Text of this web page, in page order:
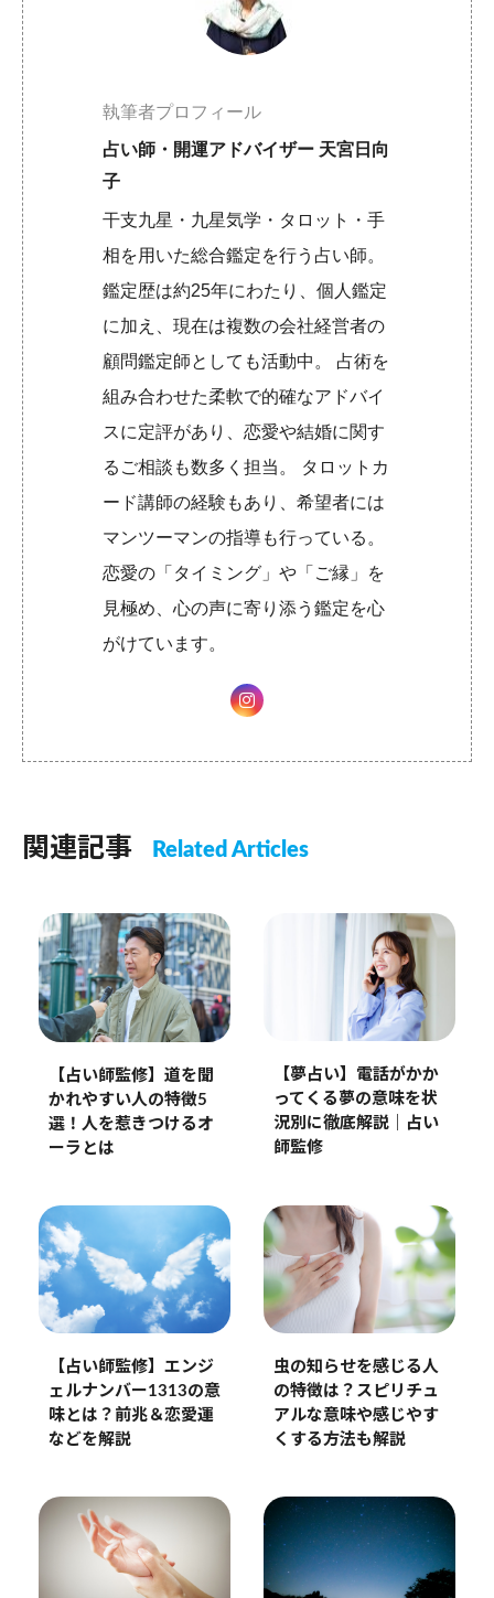
執筆者プロフィール
占い師・開運アドバイザー 天宮日向
子
干支九星・九星気学・タロット・手
相を用いた総合鑑定を行う占い師。
鑑定歴は約25年にわたり、個人鑑定
に加え、現在は複数の会社経営者の
顧問鑑定師としても活動中。 占術を
組み合わせた柔軟で的確なアドバイ
スに定評があり、恋愛や結婚に関す
るご相談も数多く担当。 タロットカ
ード講師の経験もあり、希望者には
マンツーマンの指導も行っている。
恋愛の「タイミング」や「ご縁」を
見極め、心の声に寄り添う鑑定を心
がけています。
関連記事 Related Articles
【占い師監修】道を聞
かれやすい人の特徴5
選！人を惹きつけるオ
ーラとは
【夢占い】電話がかか
ってくる夢の意味を状
況別に徹底解説｜占い
師監修
【占い師監修】エンジ
ェルナンバー1313の意
味とは？前兆＆恋愛運
などを解説
虫の知らせを感じる人
の特徴は？スピリチュ
アルな意味や感じやす
くする方法も解説